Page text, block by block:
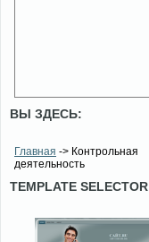
ВЫ ЗДЕСЬ:
Главная -> Контрольная
деятельность
TEMPLATE SELECTOR